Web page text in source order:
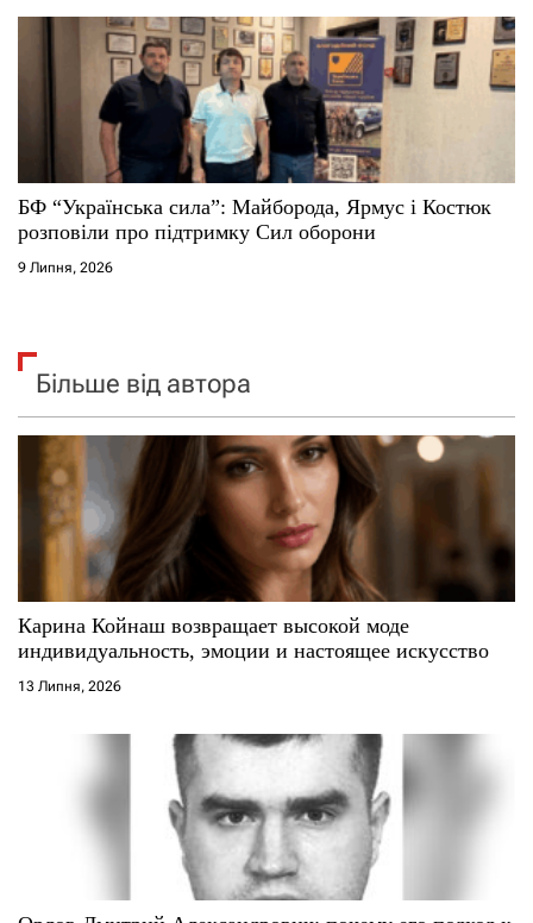
БФ “Українська сила”: Майборода, Ярмус і Костюк
розповіли про підтримку Сил оборони
9 Липня, 2026
Більше від автора
Карина Койнаш возвращает высокой моде
индивидуальность, эмоции и настоящее искусство
13 Липня, 2026